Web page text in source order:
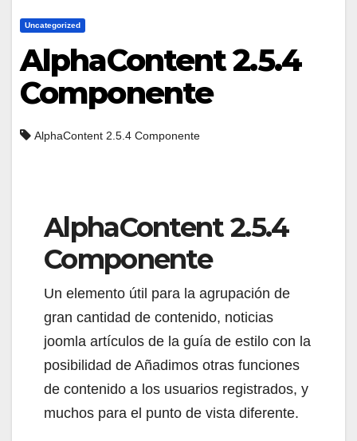
Uncategorized
AlphaContent 2.5.4
Componente
AlphaContent 2.5.4 Componente
AlphaContent 2.5.4
Componente
Un elemento útil para la agrupación de
gran cantidad de contenido, noticias
joomla artículos de la guía de estilo con la
posibilidad de Añadimos otras funciones
de contenido a los usuarios registrados, y
muchos para el punto de vista diferente.